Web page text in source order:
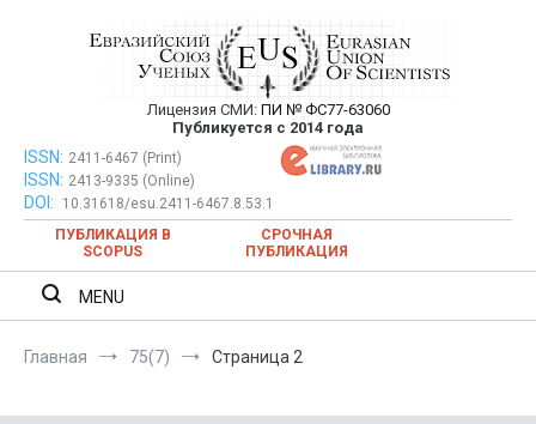
Евразийский Союз Ученых —
публикация научных статей в
ежемесячном научном журнале
Лицензия СМИ: ПИ № ФС77-63060
Публикуется с 2014 года
Евразийский Союз Ученых — публикация научных статей в
ежемесячном научном журнале
ISSN: 2411-6467 (Print)
ISSN: 2413-9335 (Online)
DOI:
10.31618/esu.2411-6467.8.53.1
ПУБЛИКАЦИЯ В
SCOPUS
СРОЧНАЯ
ПУБЛИКАЦИЯ
MENU
Главная 75(7) Страница 2